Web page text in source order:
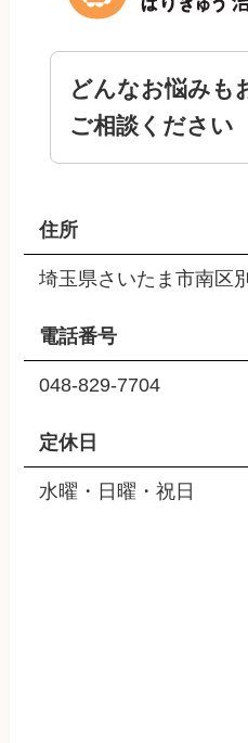
どんなお悩みも
ご相談ください
住所
埼玉県さいたま市南区
電話番号
048-829-7704
定休日
水曜・日曜・祝日